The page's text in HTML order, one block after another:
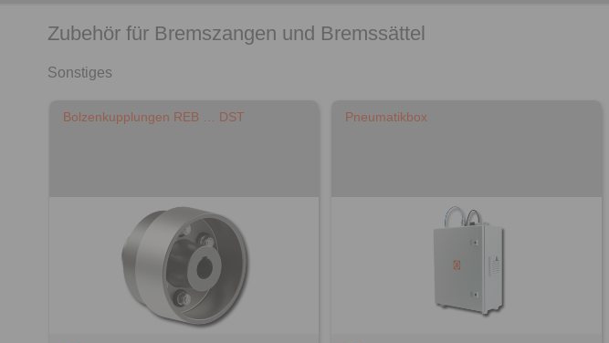
Zubehör für Bremszangen und Bremssättel
Sonstiges
Bolzenkupplungen REB … DST Pneumatikbox